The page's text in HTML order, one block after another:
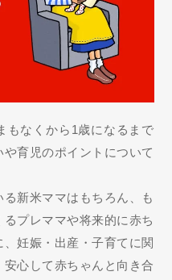
もなくから1歳になるまで
育児のポイントについて
新米ママはもちろん、も
プレママや将来的に赤ち
妊娠・出産・子育てに関
心して赤ちゃんと向き合